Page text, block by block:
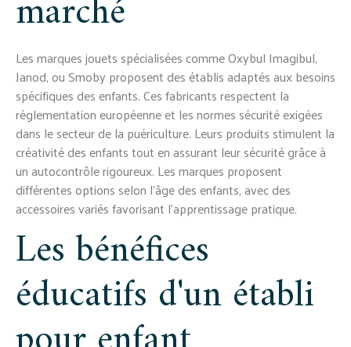
Les marques jouets spécialisées comme Oxybul Imagibul,
Janod, ou Smoby proposent des établis adaptés aux besoins
spécifiques des enfants. Ces fabricants respectent la
réglementation européenne et les normes sécurité exigées
dans le secteur de la puériculture. Leurs produits stimulent la
créativité des enfants tout en assurant leur sécurité grâce à
un autocontrôle rigoureux. Les marques proposent
différentes options selon l'âge des enfants, avec des
accessoires variés favorisant l'apprentissage pratique.
Les bénéfices
éducatifs d'un établi